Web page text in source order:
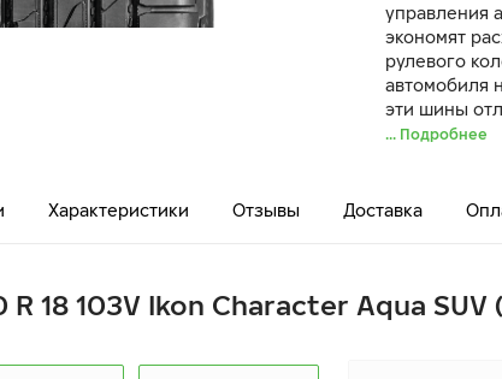
управления
экономят
рулевого
автомобиля
эти шины
... Подробнее
Характеристики Отзывы Доставка
R 18 103V Ikon Character Aqua SUV